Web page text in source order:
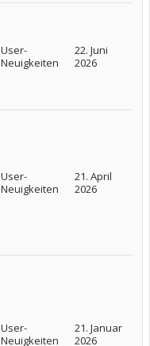
User-
Neuigkeiten
22. Juni
2026
User-
Neuigkeiten
21. April
2026
User-
Neuigkeiten
21. Januar
2026